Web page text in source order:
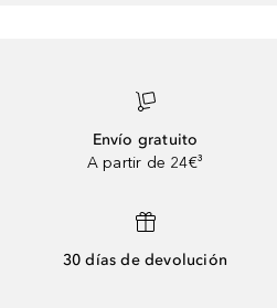
Envío gratuito
A partir de 24€³
30 días de devolución